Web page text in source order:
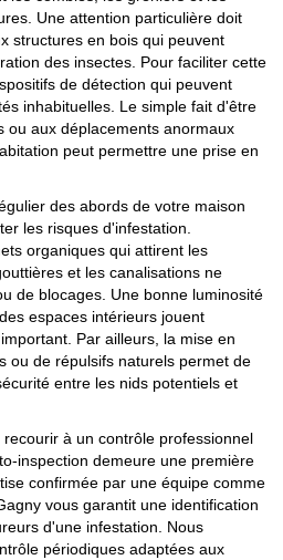
Une attention particulière doit
structures en bois qui peuvent
des insectes. Pour faciliter cette
de détection qui peuvent
inhabituelles. Le simple fait d'être
ou aux déplacements anormaux
peut permettre une prise en
des abords de votre maison
les risques d'infestation.
organiques qui attirent les
et les canalisations ne
de blocages. Une bonne luminosité
espaces intérieurs jouent
Par ailleurs, la mise en
ou de répulsifs naturels permet de
entre les nids potentiels et
à un contrôle professionnel
inspection demeure une première
confirmée par une équipe comme
vous garantit une identification
d'une infestation. Nous
périodiques adaptées aux